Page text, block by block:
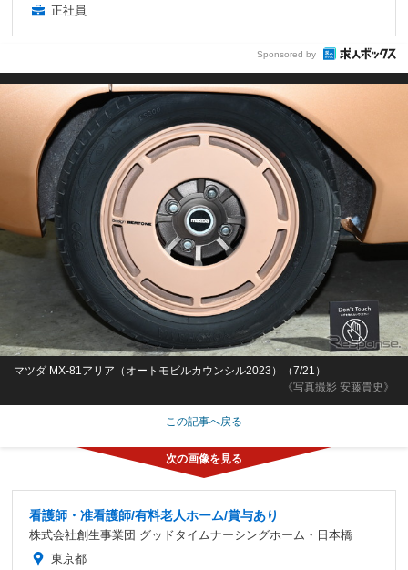
正社員
Sponsored by
《写真撮影 安藤貴史》
マツダ MX-81アリア（オートモビルカウンシル2023）（7/21）
この記事へ戻る
看護師・准看護師/有料老人ホーム/賞与あり
株式会社創生事業団 グッドタイムナーシングホーム・日本橋
東京都